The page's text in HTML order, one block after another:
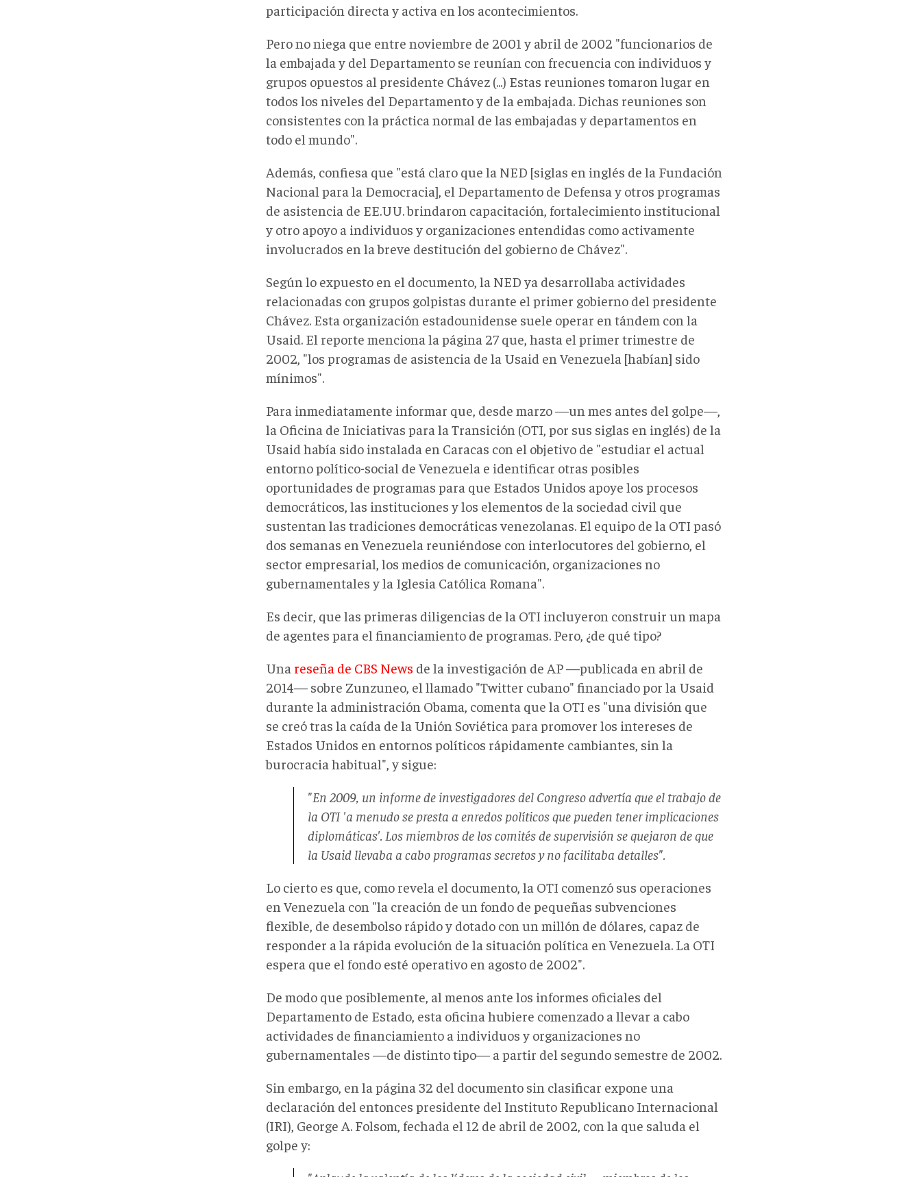
participación directa y activa en los acontecimientos.
Pero no niega que entre noviembre de 2001 y abril de 2002 "funcionarios de
la embajada y del Departamento se reunían con frecuencia con individuos y
grupos opuestos al presidente Chávez (...) Estas reuniones tomaron lugar en
todos los niveles del Departamento y de la embajada. Dichas reuniones son
consistentes con la práctica normal de las embajadas y departamentos en
todo el mundo".
Además, confiesa que "está claro que la NED [siglas en inglés de la Fundación
Nacional para la Democracia], el Departamento de Defensa y otros programas
de asistencia de EE.UU. brindaron capacitación, fortalecimiento institucional
y otro apoyo a individuos y organizaciones entendidas como activamente
involucrados en la breve destitución del gobierno de Chávez".
Según lo expuesto en el documento, la NED ya desarrollaba actividades
relacionadas con grupos golpistas durante el primer gobierno del presidente
Chávez. Esta organización estadounidense suele operar en tándem con la
Usaid. El reporte menciona la página 27 que, hasta el primer trimestre de
2002, "los programas de asistencia de la Usaid en Venezuela [habían] sido
mínimos".
Para inmediatamente informar que, desde marzo —un mes antes del golpe—,
la Oficina de Iniciativas para la Transición (OTI, por sus siglas en inglés) de la
Usaid había sido instalada en Caracas con el objetivo de "estudiar el actual
entorno político-social de Venezuela e identificar otras posibles
oportunidades de programas para que Estados Unidos apoye los procesos
democráticos, las instituciones y los elementos de la sociedad civil que
sustentan las tradiciones democráticas venezolanas. El equipo de la OTI pasó
dos semanas en Venezuela reuniéndose con interlocutores del gobierno, el
sector empresarial, los medios de comunicación, organizaciones no
gubernamentales y la Iglesia Católica Romana".
Es decir, que las primeras diligencias de la OTI incluyeron construir un mapa
de agentes para el financiamiento de programas. Pero, ¿de qué tipo?
Una reseña de CBS News de la investigación de AP —publicada en abril de
2014— sobre Zunzuneo, el llamado "Twitter cubano" financiado por la Usaid
durante la administración Obama, comenta que la OTI es "una división que
se creó tras la caída de la Unión Soviética para promover los intereses de
Estados Unidos en entornos políticos rápidamente cambiantes, sin la
burocracia habitual", y sigue:
"En 2009, un informe de investigadores del Congreso advertía que el trabajo de
la OTI 'a menudo se presta a enredos políticos que pueden tener implicaciones
diplomáticas'. Los miembros de los comités de supervisión se quejaron de que
la Usaid llevaba a cabo programas secretos y no facilitaba detalles".
Lo cierto es que, como revela el documento, la OTI comenzó sus operaciones
en Venezuela con "la creación de un fondo de pequeñas subvenciones
flexible, de desembolso rápido y dotado con un millón de dólares, capaz de
responder a la rápida evolución de la situación política en Venezuela. La OTI
espera que el fondo esté operativo en agosto de 2002".
De modo que posiblemente, al menos ante los informes oficiales del
Departamento de Estado, esta oficina hubiere comenzado a llevar a cabo
actividades de financiamiento a individuos y organizaciones no
gubernamentales —de distinto tipo— a partir del segundo semestre de 2002.
Sin embargo, en la página 32 del documento sin clasificar expone una
declaración del entonces presidente del Instituto Republicano Internacional
(IRI), George A. Folsom, fechada el 12 de abril de 2002, con la que saluda el
golpe y: